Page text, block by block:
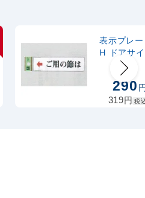
円 税抜
カゴへ
表示プレ
H ドアサ
アクリル
ご用の節
矢印290
319円 税